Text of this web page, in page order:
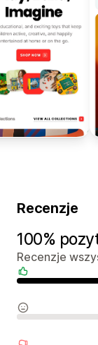
Recenzje
100%
Recenzje